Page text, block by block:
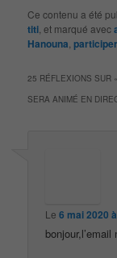
Ce contenu a été
titi , et marqué avec
Hanouna ,participer
25 RÉFLEXIONS SUR
SERA ANIMÉ EN
Le6 mai 2020